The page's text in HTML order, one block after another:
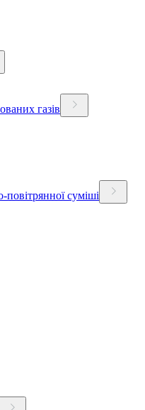
газів
суміші